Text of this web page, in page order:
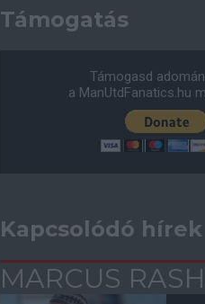
Támogatás
Támogasd
a ManUtdFanatics.hu
Kapcsolódó hírek
MARCUS